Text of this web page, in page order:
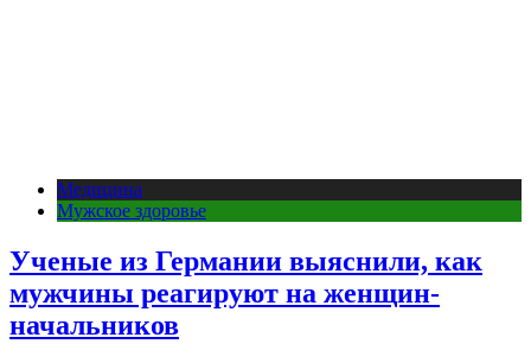
Медицина
Мужское здоровье
Ученые из Германии выяснили, как
мужчины реагируют на женщин-
начальников